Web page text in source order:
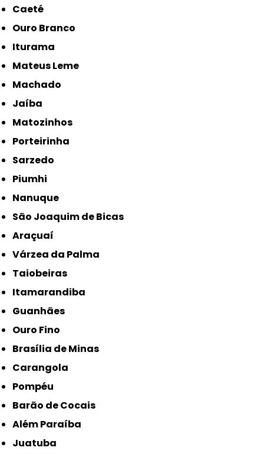
Caeté
Ouro Branco
Iturama
Mateus Leme
Machado
Jaíba
Matozinhos
Porteirinha
Sarzedo
Piumhi
Nanuque
São Joaquim de Bicas
Araçuaí
Várzea da Palma
Taiobeiras
Itamarandiba
Guanhães
Ouro Fino
Brasília de Minas
Carangola
Pompéu
Barão de Cocais
Além Paraíba
Juatuba